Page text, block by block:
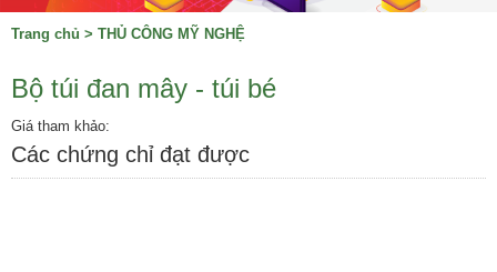
Trang chủ > THỦ CÔNG MỸ NGHỆ
Bộ túi đan mây - túi bé
Giá tham khảo:
Các chứng chỉ đạt được